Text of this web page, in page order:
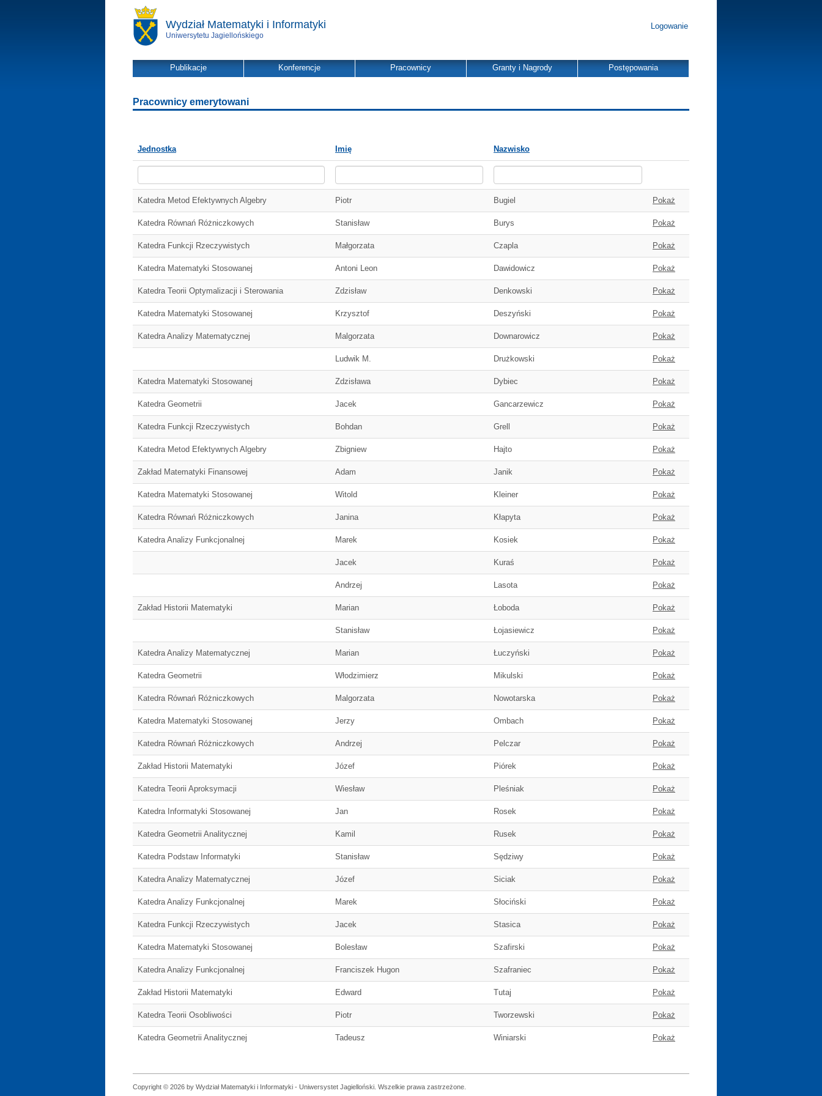
Wydział Matematyki i Informatyki
Uniwersytetu Jagiellońskiego
Logowanie
Publikacje Konferencje Pracownicy Granty i Nagrody Postępowania
Pracownicy emerytowani
Jednostka Imię Nazwisko
Katedra Metod Efektywnych Algebry Piotr Bugiel Pokaż
Katedra Równań Różniczkowych Stanisław Burys Pokaż
Katedra Funkcji Rzeczywistych Małgorzata Czapla Pokaż
Katedra Matematyki Stosowanej Antoni Leon Dawidowicz Pokaż
Katedra Teorii Optymalizacji i Sterowania Zdzisław Denkowski Pokaż
Katedra Matematyki Stosowanej Krzysztof Deszyński Pokaż
Katedra Analizy Matematycznej Malgorzata Downarowicz Pokaż
Ludwik M. Drużkowski Pokaż
Katedra Matematyki Stosowanej Zdzisława Dybiec Pokaż
Katedra Geometrii Jacek Gancarzewicz Pokaż
Katedra Funkcji Rzeczywistych Bohdan Grell Pokaż
Katedra Metod Efektywnych Algebry Zbigniew Hajto Pokaż
Zakład Matematyki Finansowej Adam Janik Pokaż
Katedra Matematyki Stosowanej Witold Kleiner Pokaż
Katedra Równań Różniczkowych Janina Kłapyta Pokaż
Katedra Analizy Funkcjonalnej Marek Kosiek Pokaż
Jacek Kuraś Pokaż
Andrzej Lasota Pokaż
Zakład Historii Matematyki Marian Łoboda Pokaż
Stanisław Łojasiewicz Pokaż
Katedra Analizy Matematycznej Marian Łuczyński Pokaż
Katedra Geometrii Włodzimierz Mikulski Pokaż
Katedra Równań Różniczkowych Malgorzata Nowotarska Pokaż
Katedra Matematyki Stosowanej Jerzy Ombach Pokaż
Katedra Równań Różniczkowych Andrzej Pelczar Pokaż
Zakład Historii Matematyki Józef Piórek Pokaż
Katedra Teorii Aproksymacji Wiesław Pleśniak Pokaż
Katedra Informatyki Stosowanej Jan Rosek Pokaż
Katedra Geometrii Analitycznej Kamil Rusek Pokaż
Katedra Podstaw Informatyki Stanisław Sędziwy Pokaż
Katedra Analizy Matematycznej Józef Siciak Pokaż
Katedra Analizy Funkcjonalnej Marek Słociński Pokaż
Katedra Funkcji Rzeczywistych Jacek Stasica Pokaż
Katedra Matematyki Stosowanej Bolesław Szafirski Pokaż
Katedra Analizy Funkcjonalnej Franciszek Hugon Szafraniec Pokaż
Zakład Historii Matematyki Edward Tutaj Pokaż
Katedra Teorii Osobliwości Piotr Tworzewski Pokaż
Katedra Geometrii Analitycznej Tadeusz Winiarski Pokaż
Copyright © 2026 by Wydział Matematyki i Informatyki - Uniwersystet Jagielloński. Wszelkie prawa zastrzeżone.